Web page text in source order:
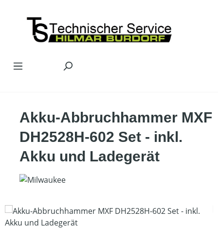
Akku-Abbruchhammer MXF
DH2528H-602 Set - inkl.
Akku und Ladegerät
Bildergalerie überspringen